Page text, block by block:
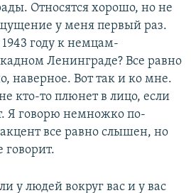
Относятся хорошо, но не
у меня первый раз.
году к немцам-
Ленинграде? Все равно
наверное. Вот так и ко мне.
кто-то плюнет в лицо, если
Я говорю немножко по-
все равно слышен, но
у людей вокруг вас и у вас